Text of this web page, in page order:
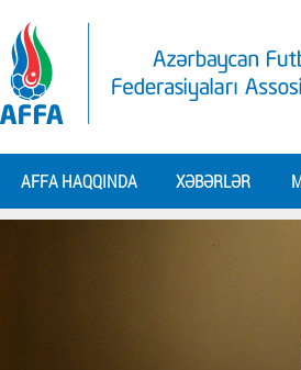
AFFA HAQQINDA XƏBƏRLƏR